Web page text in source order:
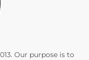
Our purpose is to